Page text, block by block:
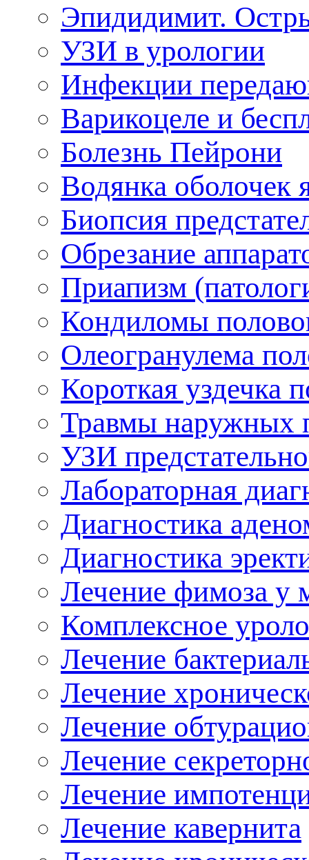
Эпидидимит.
УЗИ в урологии
Инфекции
арикоцеле и
Болезнь Пейрони
одянка оболочек
Биопсия
Обрезание
Приапизм
Кондиломы
Олеогранулема
Короткая уздечка
Травмы наружных
УЗИ
Лабораторная
Диагностика
Диагностика
Лечение фимоза у
Комплексное
Лечение
Лечение
Лечение
Лечение
Лечение
Лечение кавернита